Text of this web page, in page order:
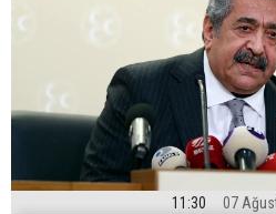
11:30 07